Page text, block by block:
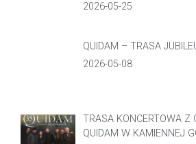
2026-05-25
QUIDAM – TRASA
2026-05-08
TRASA KONCERTOWA Z
QUIDAM W KAMIENNEJ